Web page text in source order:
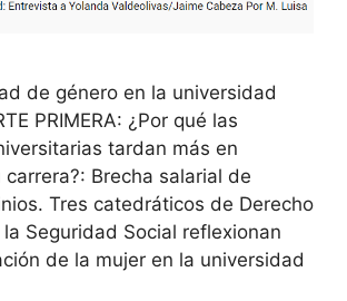
de género en la universidad
PRIMERA: ¿Por qué las
tardan más en
Brecha salarial de
Tres catedráticos de Derecho
Seguridad Social reflexionan
de la mujer en la universidad